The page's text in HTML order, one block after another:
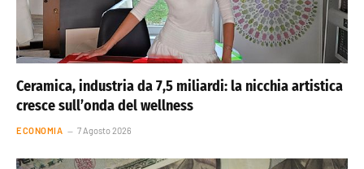
Ceramica, industria da 7,5 miliardi: la nicchia artistica
cresce sull’onda del wellness
ECONOMIA 7 Agosto 2026